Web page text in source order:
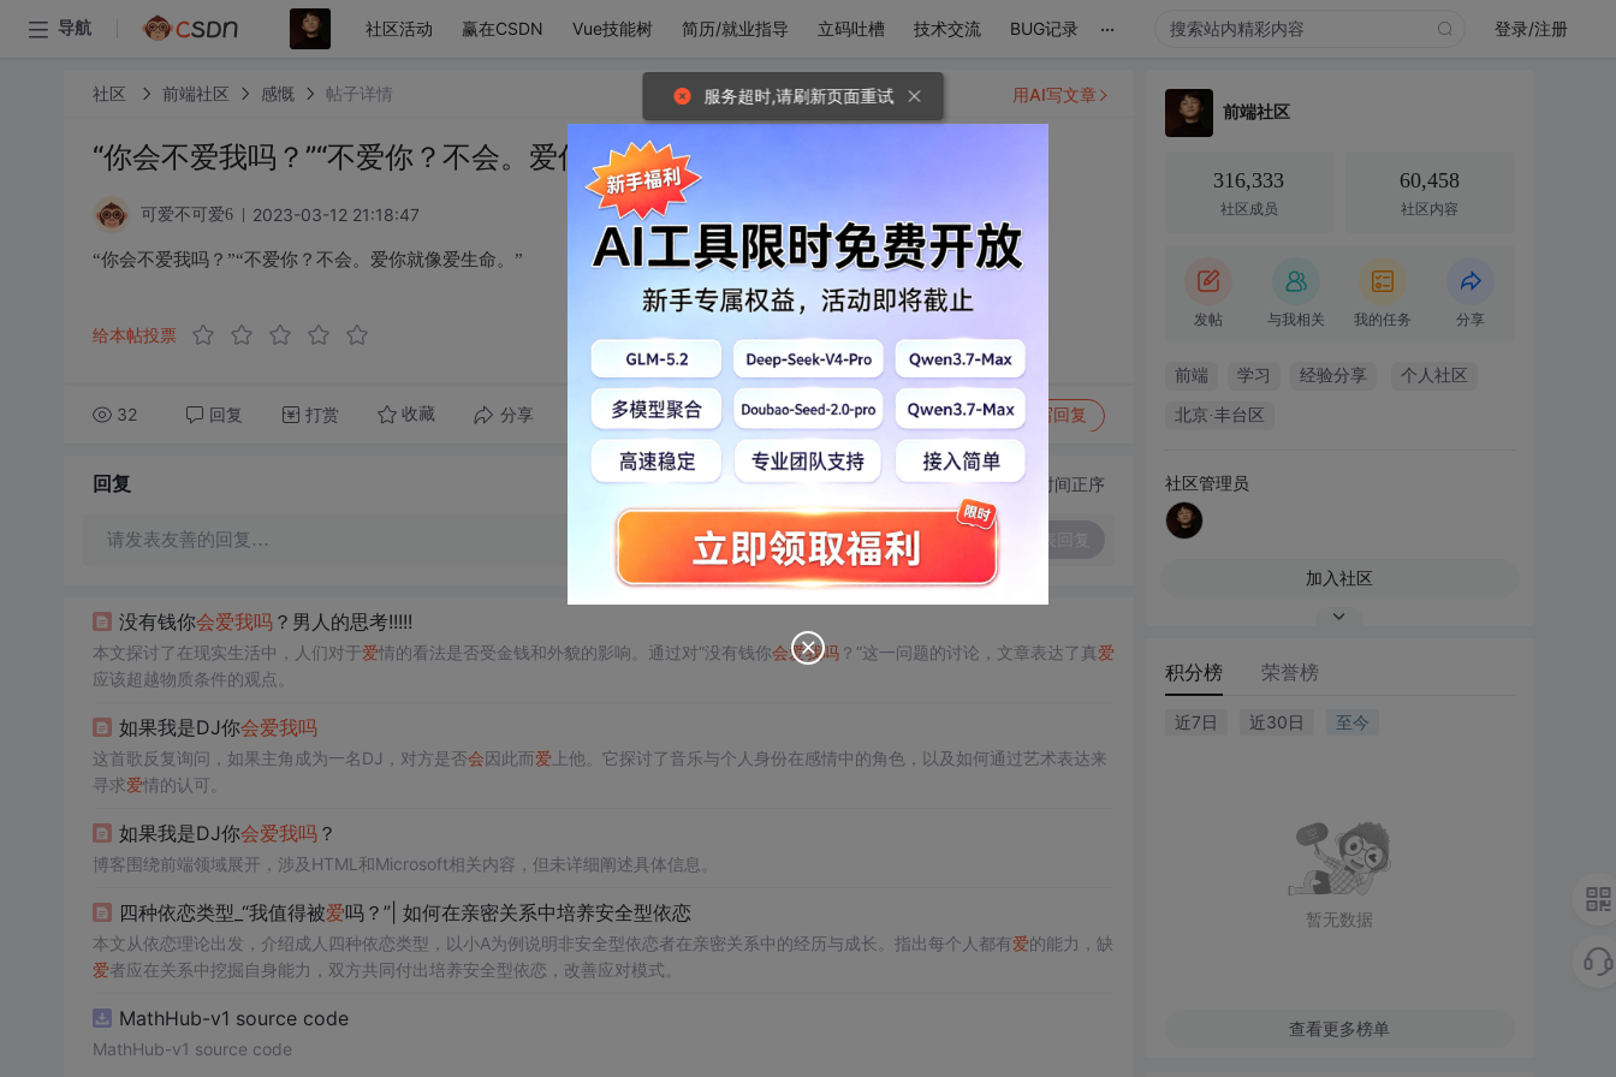
导航 社区活动 赢在CSDN Vue技能树 简历/就业指导 立码吐槽 技术交流 BUG记录 ... 登录/注册
社区 前端社区 感慨 帖子详情
“你会不爱我吗？”“不爱你？不会。爱你就像爱生命。”
可爱不可爱6 2023-03-12 21:18:47
“你会不爱我吗？”“不爱你？不会。爱你就像爱生命。”
给本帖投票
32 回复 打赏 收藏 分享 转发到动态 举报 写回复
用AI写文章
回复 切换为时间正序
请发表友善的回复…
没有钱你会爱我吗？男人的思考!!!!!
本文探讨了在现实生活中，人们对于爱情的看法是否受金钱和外貌的影响。通过对“没有钱你会爱我吗？”这一问题的讨论，文章表达了真爱
应该超越物质条件的观点。
如果我是DJ你会爱我吗
这首歌反复询问，如果主角成为一名DJ，对方是否会因此而爱 上他。它探讨了音乐与个人身份在感情中的角色，以及如何通过艺术表达来
寻求爱情的认可。
如果我是DJ你会爱我吗？
博客围绕前端领域展开，涉及HTML和Microsoft相关内容，但未详细阐述具体信息。
四种依恋类型_“我值得被爱吗？”| 如何在亲密关系中培养安全型依恋
本文从依恋理论出发，介绍成人四种依恋类型，以小A为例说明非安全型依恋者在亲密关系中的经历与成长。指出每个人都有爱的能力，缺
爱者应在关系中挖掘自身能力，双方共同付出培养安全型依恋，改善应对模式。
MathHub-v1 source code
MathHub-v1 source code
前端社区
316,333
社区成员
60,458
社区内容
发帖 与我相关 我的任务 分享
前端 学习 经验分享 个人社区
北京·丰台区
社区管理员
加入社区
积分榜 荣誉榜
近7日 近30日 至今
暂无数据
查看更多榜单
服务超时,请刷新页面重试